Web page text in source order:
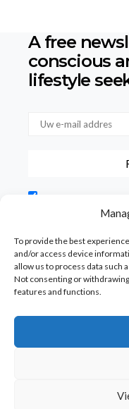
To provide the best
and/or access device
allow us to process data such
Not consenting or
features and functions.
A free
conscious
lifestyle
gebruiksvoorwaarden
formulier verstrekte
Copyright ©